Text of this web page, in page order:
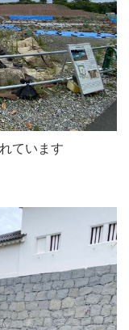
ています